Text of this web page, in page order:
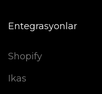
Entegrasyonlar
Shopify
Ikas